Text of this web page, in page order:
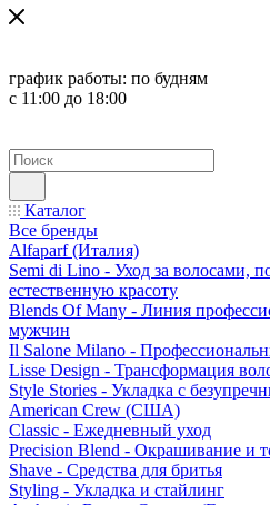
график работы: по будням
с 11:00 до 18:00
Каталог
Все бренды
Alfaparf (Италия)
Semi di Lino - Уход за волосами,
естественную красоту
Blends Of Many - Линия
мужчин
Il Salone Milano -
Lisse Design - Трансформация
Style Stories - Укладка с
American Crew (США)
Classic - Ежедневный уход
Precision Blend - Окрашивание и
Shave - Средства для бритья
Styling - Укладка и стайлинг